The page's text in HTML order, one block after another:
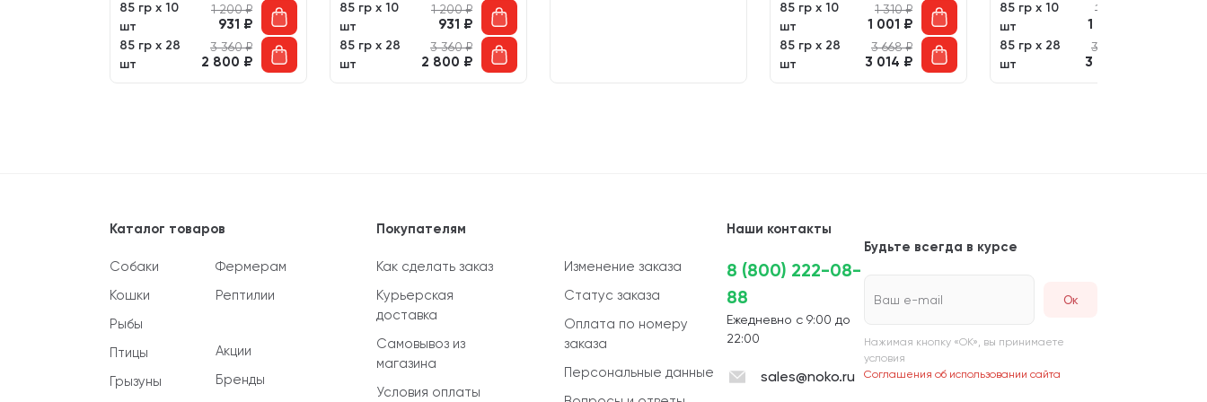
85 гр х 10
шт
1 200₽
931 ₽
85 гр х 28
шт
3 360₽
2 800 ₽
85 гр х 10
шт
1 200₽
931 ₽
85 гр х 28
шт
3 360₽
2 800 ₽
85 гр х 10
шт
1 310₽
1 001 ₽
85 гр х 28
шт
3 668₽
3 014 ₽
85 гр х 10
шт
1 310
1 001
85 гр х 28
шт
3 668
3 014
Каталог товаров
Собаки
Кошки
Рыбы
Птицы
Грызуны
Фермерам
Рептилии
Акции
Бренды
Покупателям
Как сделать заказ
Курьерская
доставка
Самовывоз из
магазина
Условия оплаты
Изменение заказа
Статус заказа
Оплата по номеру
заказа
Персональные данные
Наши контакты
8 (800) 222-08-
88
Ежедневно с 9:00 до
22:00
sales@noko.ru
Будьте всегда в курсе
Ваш e-mail
Нажимая кнопку «ОК», вы принимаете
условия
Соглашения об использовании сайта